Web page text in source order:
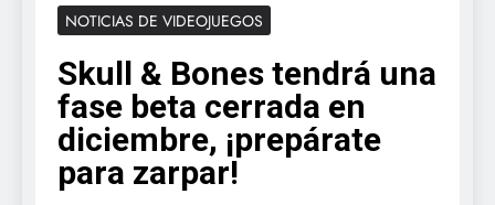
NOTICIAS DE VIDEOJUEGOS
Skull & Bones tendrá una
fase beta cerrada en
diciembre, ¡prepárate
para zarpar!